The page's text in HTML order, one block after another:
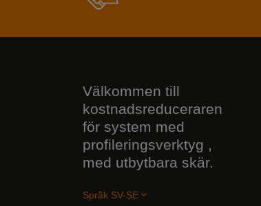
Välkommen till
kostnadsreduceraren
för system med
profileringsverktyg ,
med utbytbara skär.
Språk SV-SE